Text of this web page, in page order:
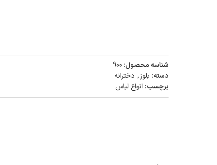
شناسه محصول: 900
دسته: بلوز, دخترانه
برچسب: انواع لباس